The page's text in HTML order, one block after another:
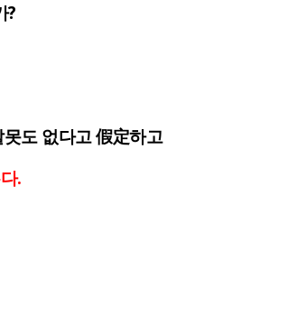
?
도 없다고假定하고
.